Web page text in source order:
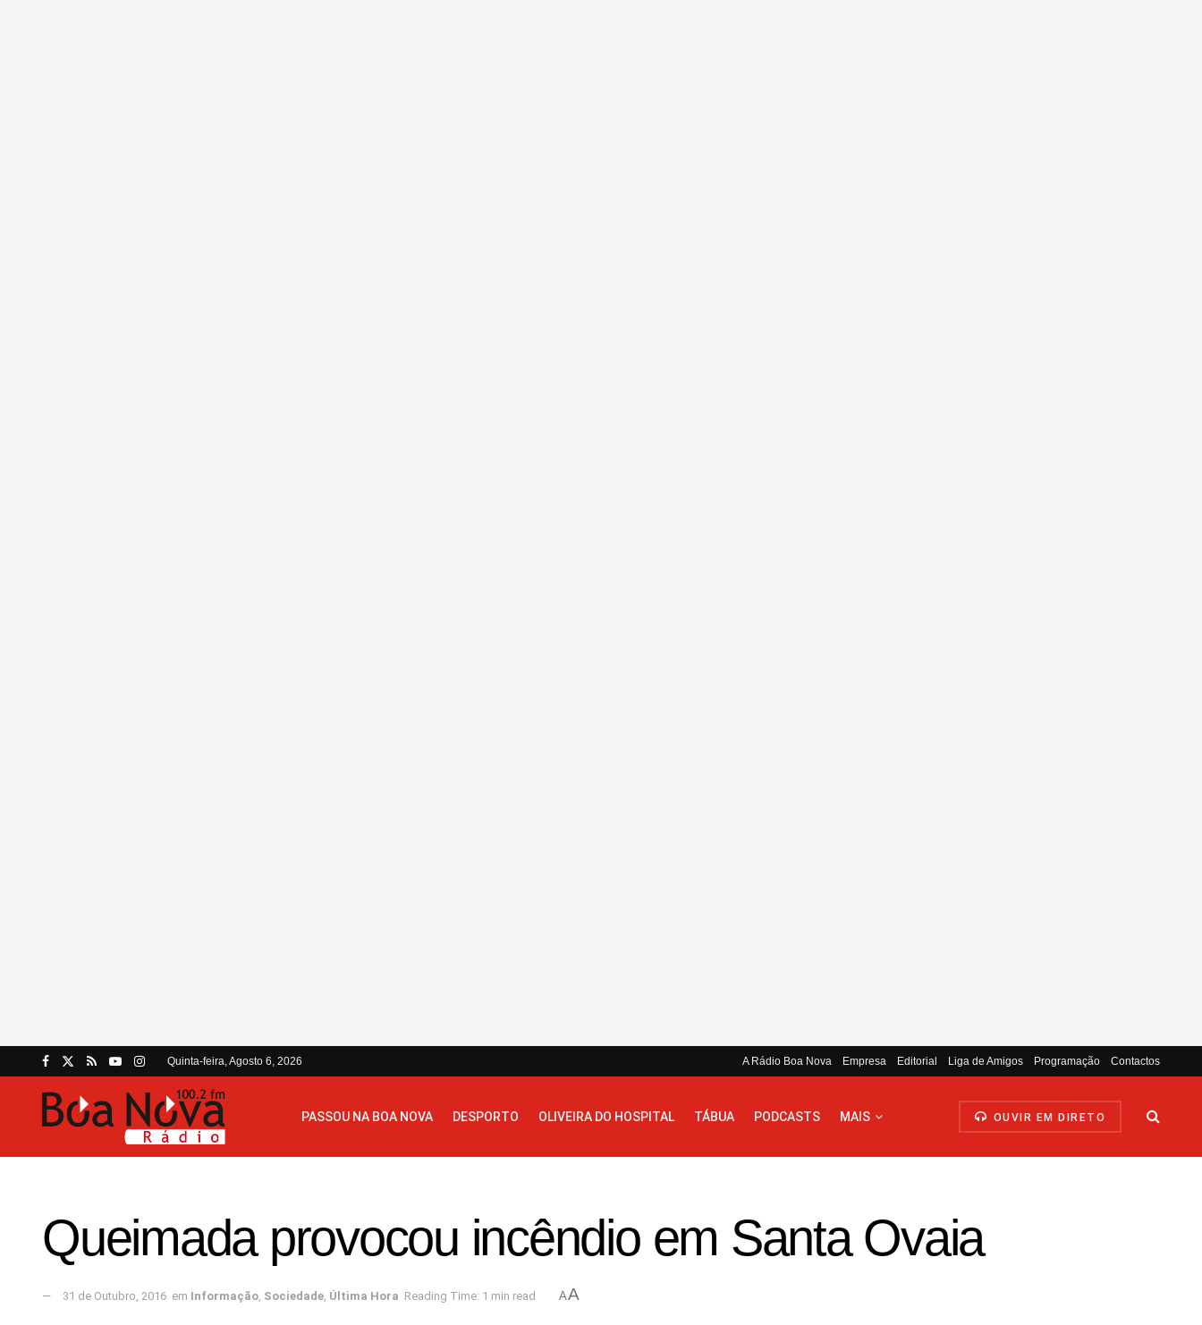
Quinta-feira, Agosto 6, 2026 A Rádio Boa Nova Empresa Editorial Liga de Amigos Programação Contactos
PASSOU NA BOA NOVA DESPORTO OLIVEIRA DO HOSPITAL TÁBUA PODCASTS MAIS OUVIR EM DIRETO
Queimada provocou incêndio em Santa Ovaia
31 de Outubro, 2016 em Informação, Sociedade, Última Hora Reading Time: 1 min read AA